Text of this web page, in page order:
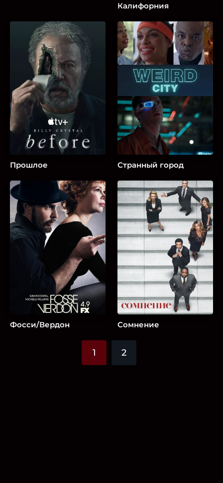
Калифорния
Прошлое Странный город
Фосси/Вердон Сомнение
1 2